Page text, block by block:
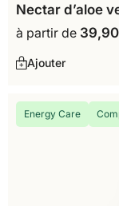
Nectar d’aloe
à partir de 39,90
Ajouter
Energy Care